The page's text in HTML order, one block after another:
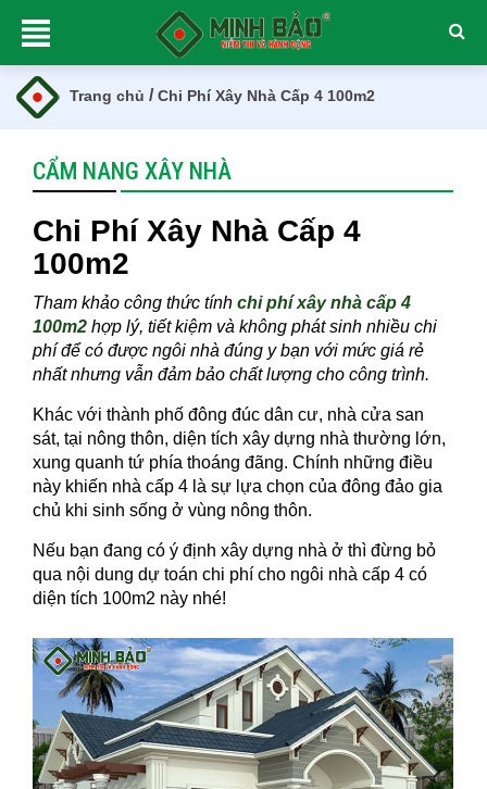
Trang chủ /Chi Phí Xây Nhà Cấp 4 100m2
CẨM NANG XÂY NHÀ
Chi Phí Xây Nhà Cấp 4
100m2
Tham khảo công thức tính chi phí xây nhà cấp 4
100m2 hợp lý, tiết kiệm và không phát sinh nhiều chi
phí để có được ngôi nhà đúng y bạn với mức giá rẻ
nhất nhưng vẫn đảm bảo chất lượng cho công trình.
Khác với thành phố đông đúc dân cư, nhà cửa san
sát, tại nông thôn, diện tích xây dựng nhà thường lớn,
xung quanh tứ phía thoáng đãng. Chính những điều
này khiến nhà cấp 4 là sự lựa chọn của đông đảo gia
chủ khi sinh sống ở vùng nông thôn.
Nếu bạn đang có ý định xây dựng nhà ở thì đừng bỏ
qua nội dung dự toán chi phí cho ngôi nhà cấp 4 có
diện tích 100m2 này nhé!